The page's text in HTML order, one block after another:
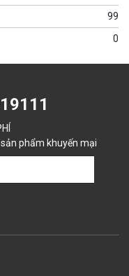
99
0
phẩm khuyến mại